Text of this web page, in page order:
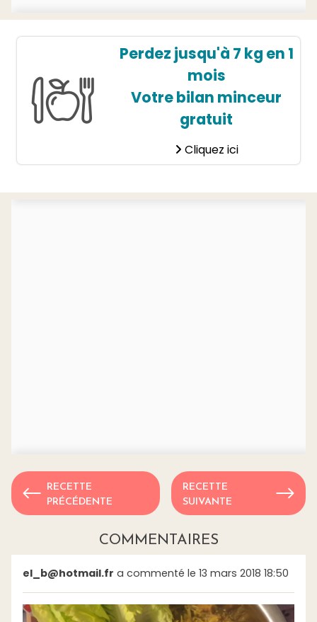
Perdez jusqu'à 7 kg en 1
mois
Votre bilan minceur
gratuit
Cliquez ici
RECETTE
PRÉCÉDENTE
RECETTE
SUIVANTE
COMMENTAIRES
el_b@hotmail.fr a commenté le 13 mars 2018 18:50